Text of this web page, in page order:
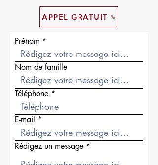
APPEL GRATUIT
Prénom
Nom de famille
Téléphone
E-mail
Rédigez un message